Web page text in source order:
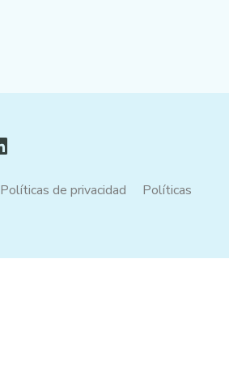
Políticas de privacidad
Políticas